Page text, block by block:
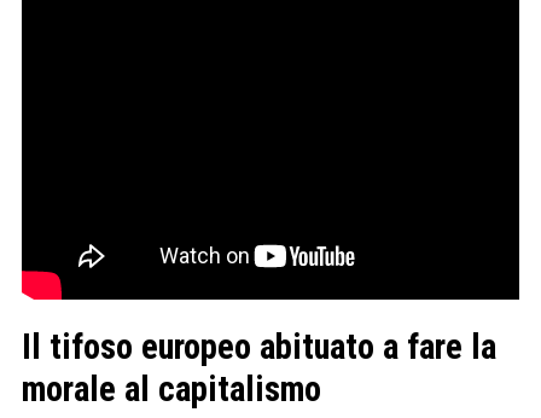
Il tifoso europeo abituato a fare la
morale al capitalismo